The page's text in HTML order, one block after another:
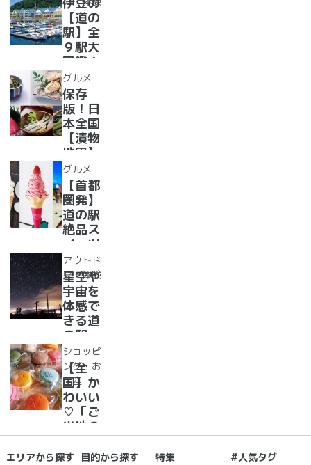
選
がある
道の駅
１０
選〜
【全
国】
【道の
駅】全
９駅大
図鑑！
2022
年最新
グル
メ・お
土産を
まとめ
てご紹
介！＋
愛犬の
駅
グルメ
保存
版！日
本全国
【漬物
地図】
付き！
道の駅
で「ご
当地お
漬物」
めぐり
グルメ
【首都
圏発】
道の駅
絶品ス
イーツ
37
選！人
気のソ
フトク
リー
ム・ジ
ェラー
ト大集
合！
アウトド
ア・体験
星空や
宇宙を
体感で
きる道
の駅
道の駅
で夜空
に癒さ
れ/星
に願い
☆彡
ショッピ
ング・お
土産
【全
国】か
わいい
♡「ご
当地の
お土
産」が
エリアから探す 目的から探す 特集 #人気タグ